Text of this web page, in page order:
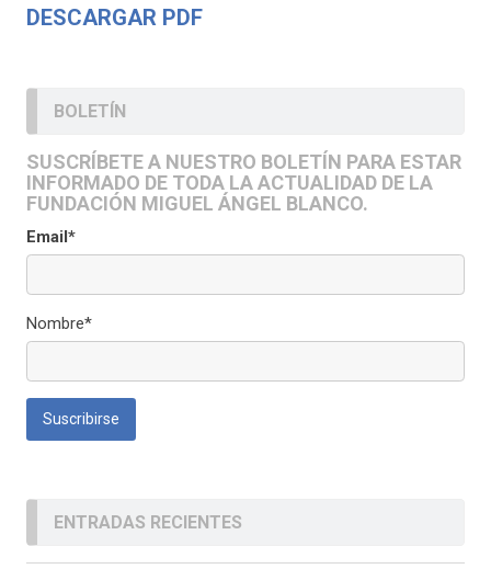
DESCARGAR PDF
BOLETÍN
SUSCRÍBETE A NUESTRO BOLETÍN PARA ESTAR
INFORMADO DE TODA LA ACTUALIDAD DE LA
FUNDACIÓN MIGUEL ÁNGEL BLANCO.
Email*
Nombre*
ENTRADAS RECIENTES